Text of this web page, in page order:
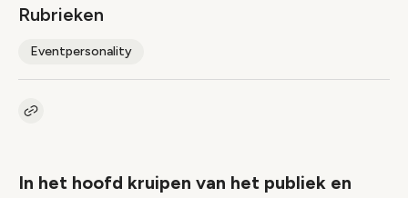
Rubrieken
Eventpersonality
Kopieer link naar artikel
In het hoofd kruipen van het publiek en